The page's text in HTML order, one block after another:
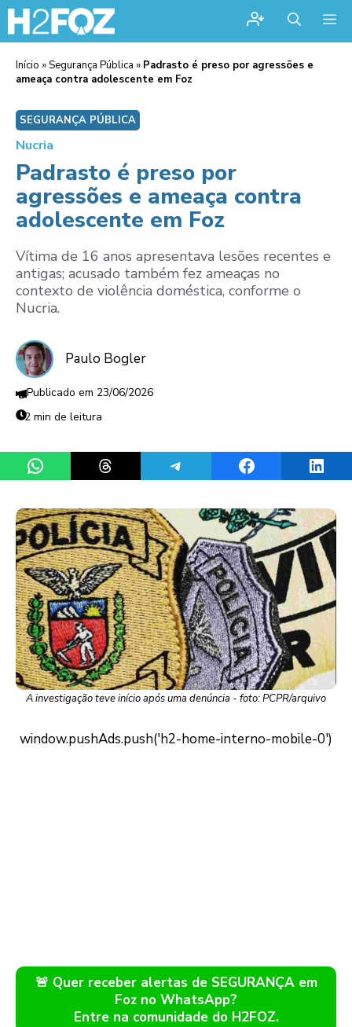
Início »Segurança Pública » Padrasto é preso por agressões e
ameaça contra adolescente em Foz
SEGURANÇA PÚBLICA
Nucria
Padrasto é preso por
agressões e ameaça contra
adolescente em Foz
Vítima de 16 anos apresentava lesões recentes e
antigas; acusado também fez ameaças no
contexto de violência doméstica, conforme o
Nucria.
Paulo Bogler
23/06/2026
2 min de leitura
Share on WhatsAppShare on ThreadsShare on TelegramShare on Facebook
A investigação teve início após uma denúncia - foto: PCPR/arquivo
🚨 Quer receber alertas de SEGURANÇA em
Foz no WhatsApp?
Entre na comunidade do H2FOZ.